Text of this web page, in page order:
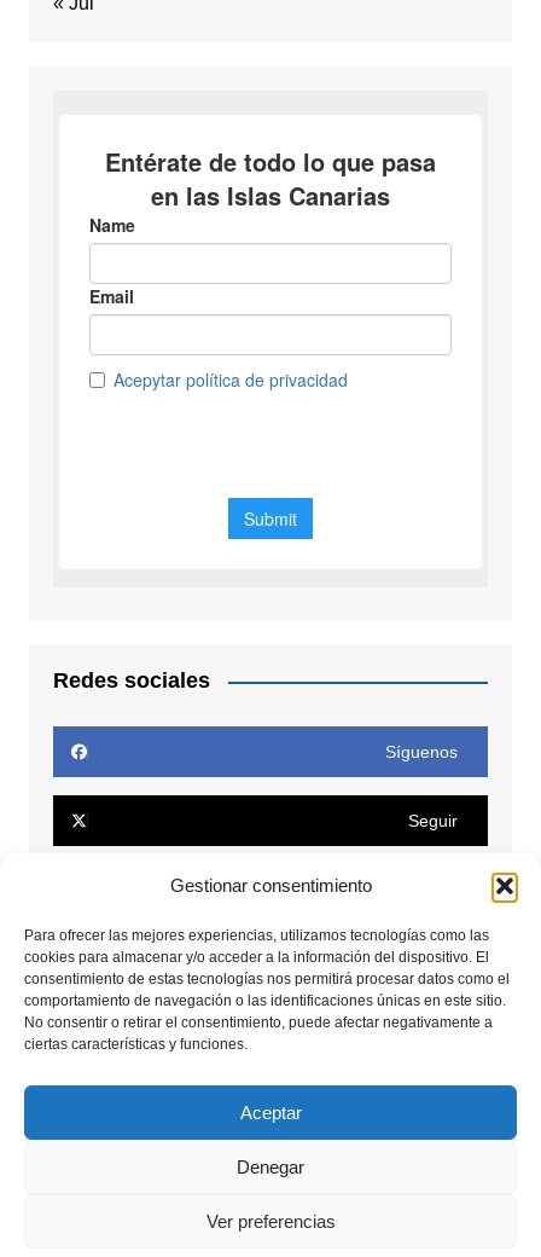
Gestionar consentimiento
Para ofrecer las mejores experiencias, utilizamos tecnologías como las
cookies para almacenar y/o acceder a la información del dispositivo. El
consentimiento de estas tecnologías nos permitirá procesar datos como el
comportamiento de navegación o las identificaciones únicas en este sitio.
No consentir o retirar el consentimiento, puede afectar negativamente a
ciertas características y funciones.
Aceptar
Denegar
Ver preferencias
Redes sociales
Síguenos
Seguir
Conectar
Seguir
Copyrights © 2025. Todos los derechos reservados.